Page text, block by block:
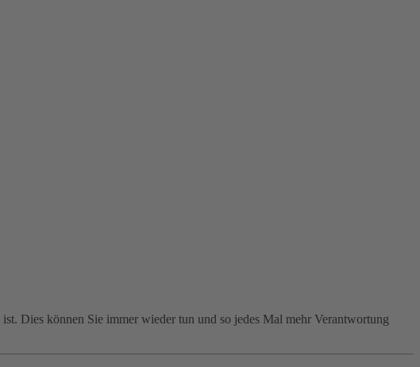
Dies können Sie immer wieder tun und so jedes Mal mehr Verantwortung